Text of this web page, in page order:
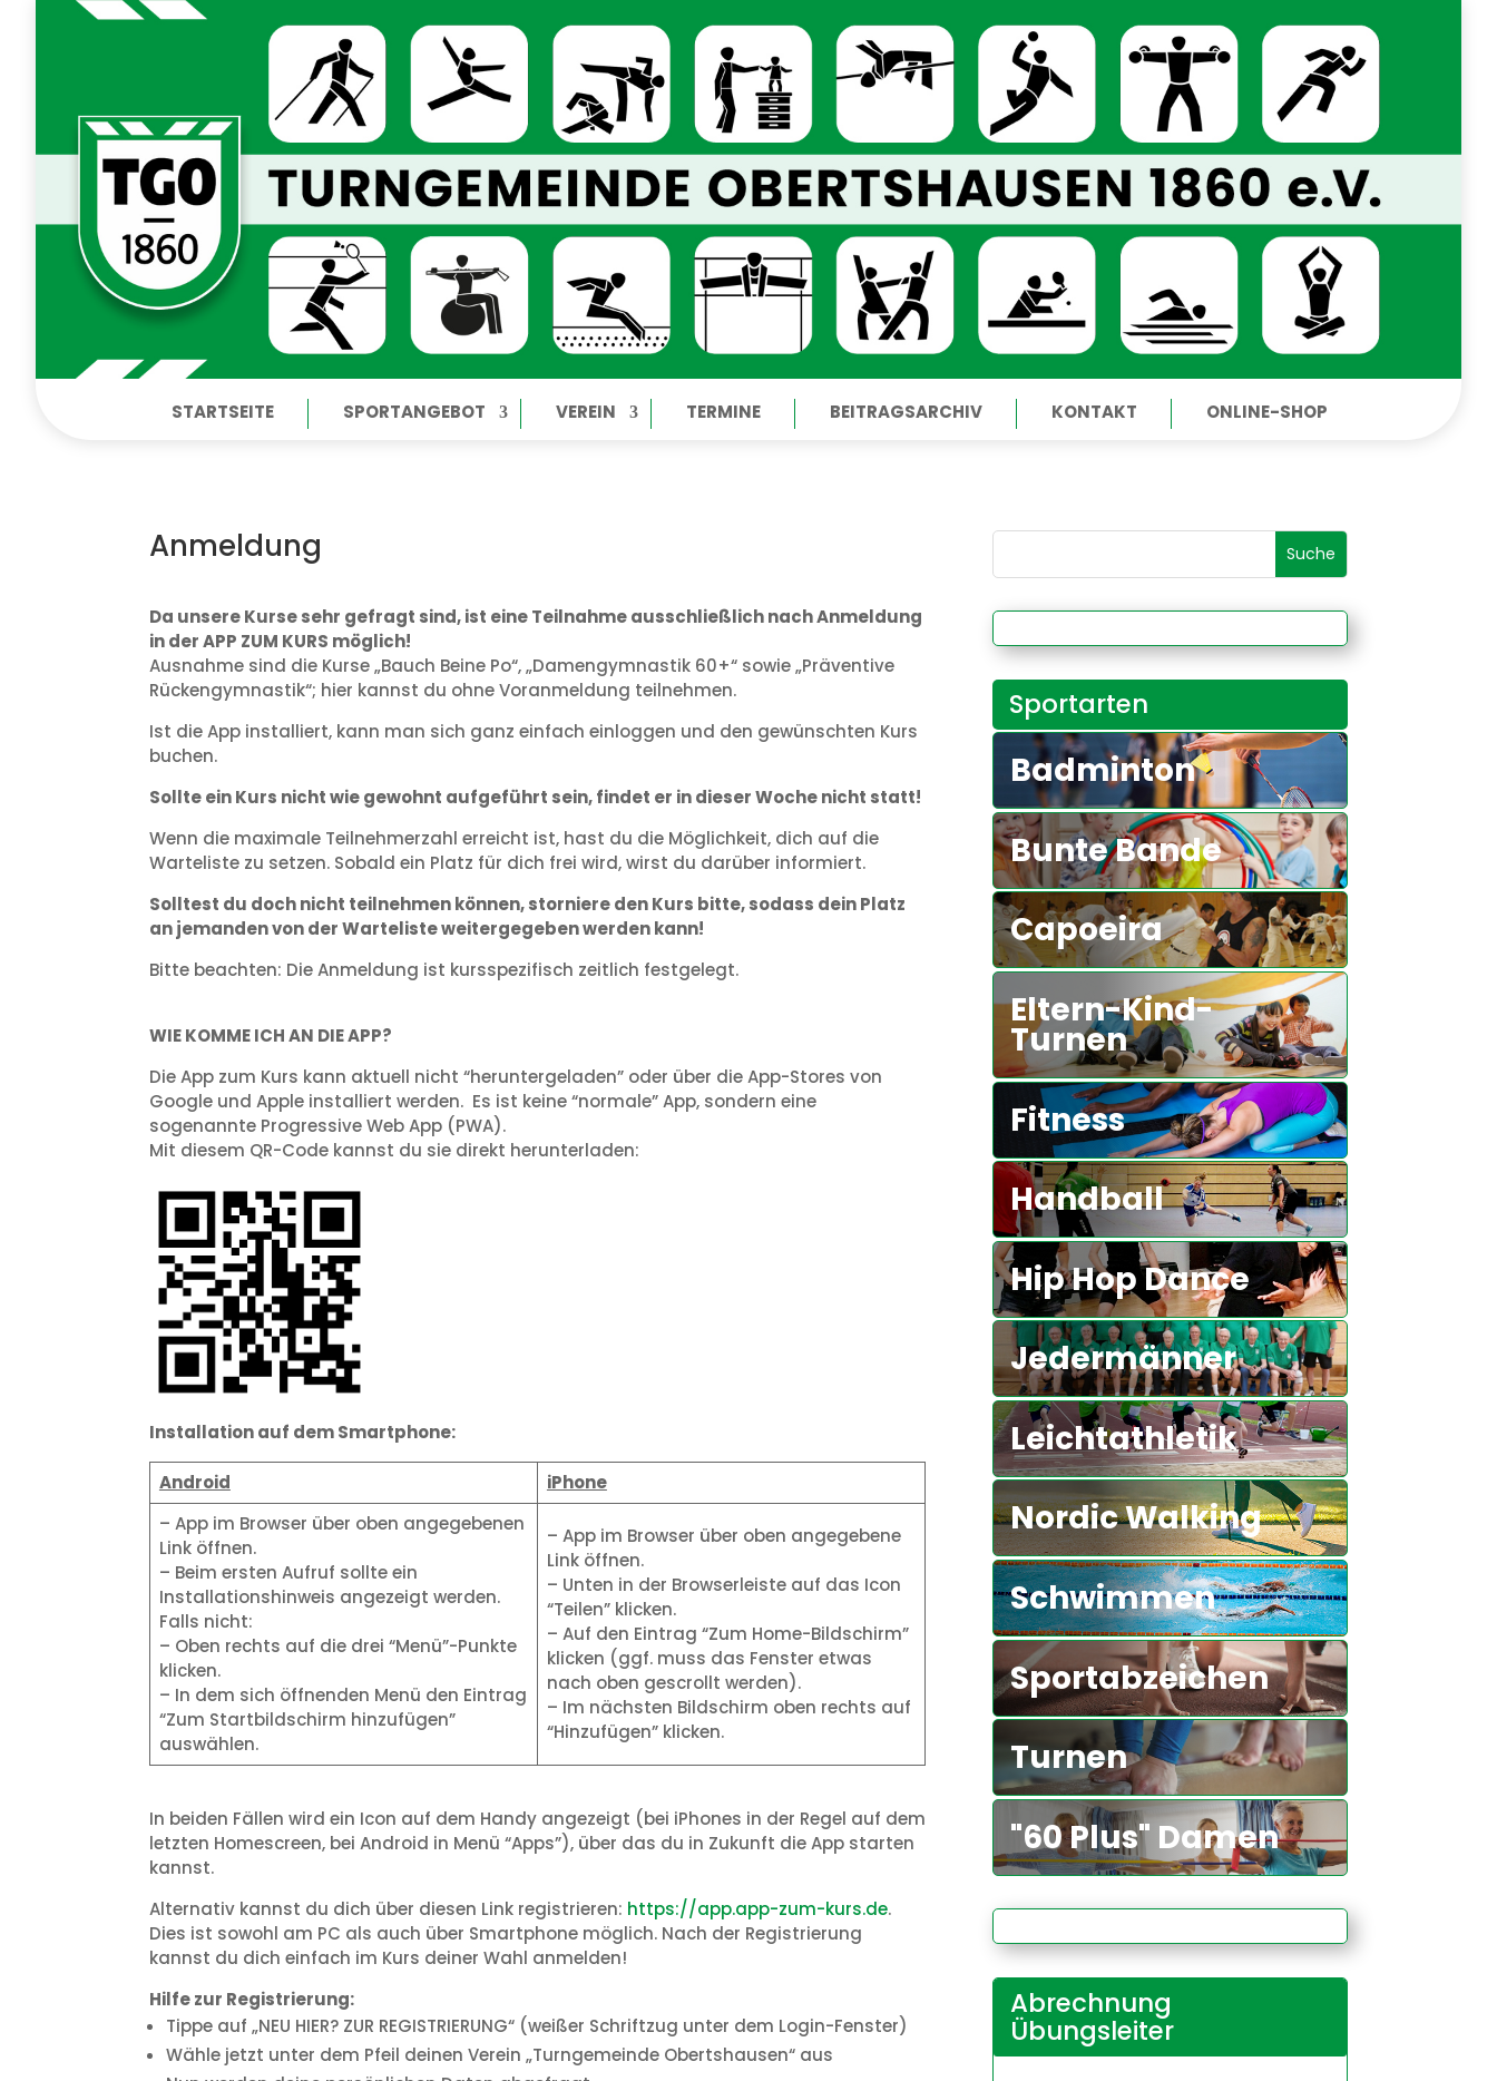
STARTSEITE SPORTANGEBOT VEREIN TERMINE BEITRAGSARCHIV KONTAKT ONLINE-SHOP
Anmeldung
Da unsere Kurse sehr gefragt sind, ist eine Teilnahme ausschließlich nach Anmeldung
in der APP ZUM KURS möglich!
Ausnahme sind die Kurse „Bauch Beine Po“, „Damengymnastik 60+“ sowie „Präventive
Rückengymnastik“; hier kannst du ohne Voranmeldung teilnehmen.
Ist die App installiert, kann man sich ganz einfach einloggen und den gewünschten Kurs
buchen.
Sollte ein Kurs nicht wie gewohnt aufgeführt sein, findet er in dieser Woche nicht statt!
Wenn die maximale Teilnehmerzahl erreicht ist, hast du die Möglichkeit, dich auf die
Warteliste zu setzen. Sobald ein Platz für dich frei wird, wirst du darüber informiert.
Solltest du doch nicht teilnehmen können, storniere den Kurs bitte, sodass dein Platz
an jemanden von der Warteliste weitergegeben werden kann!
Bitte beachten: Die Anmeldung ist kursspezifisch zeitlich festgelegt.
WIE KOMME ICH AN DIE APP?
Die App zum Kurs kann aktuell nicht “heruntergeladen” oder über die App-Stores von
Google und Apple installiert werden. Es ist keine “normale” App, sondern eine
sogenannte Progressive Web App (PWA).
Mit diesem QR-Code kannst du sie direkt herunterladen:
Installation auf dem Smartphone:
Android
iPhone
– App im Browser über oben angegebenen
Link öffnen.
– Beim ersten Aufruf sollte ein
Installationshinweis angezeigt werden.
Falls nicht:
– Oben rechts auf die drei “Menü”-Punkte
klicken.
– In dem sich öffnenden Menü den Eintrag
“Zum Startbildschirm hinzufügen”
auswählen.
– App im Browser über oben angegebene
Link öffnen.
– Unten in der Browserleiste auf das Icon
“Teilen” klicken.
– Auf den Eintrag “Zum Home-Bildschirm”
klicken (ggf. muss das Fenster etwas
nach oben gescrollt werden).
– Im nächsten Bildschirm oben rechts auf
“Hinzufügen” klicken.
In beiden Fällen wird ein Icon auf dem Handy angezeigt (bei iPhones in der Regel auf dem
letzten Homescreen, bei Android in Menü “Apps”), über das du in Zukunft die App starten
kannst.
Alternativ kannst du dich über diesen Link registrieren: https://app.app-zum-kurs.de.
Dies ist sowohl am PC als auch über Smartphone möglich. Nach der Registrierung
kannst du dich einfach im Kurs deiner Wahl anmelden!
Hilfe zur Registrierung:
Tippe auf „NEU HIER? ZUR REGISTRIERUNG“ (weißer Schriftzug unter dem Login-Fenster)
Wähle jetzt unter dem Pfeil deinen Verein „Turngemeinde Obertshausen“ aus
Sportarten
Badminton
Bunte Bande
Capoeira
Eltern-Kind-
Turnen
Fitness
Handball
Hip Hop Dance
Jedermänner
Leichtathletik
Nordic Walking
Schwimmen
Sportabzeichen
Turnen
"60 Plus" Damen
Abrechnung
Übungsleiter